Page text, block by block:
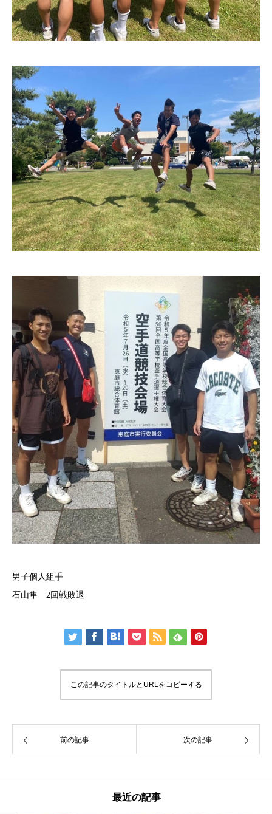
男子個人組手
石山隼 2回戦敗退
この記事のタイトルとURLをコピーする
前の記事 次の記事
最近の記事